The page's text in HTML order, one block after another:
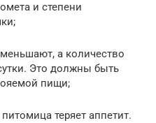
и степени
а количество
Это должны быть
пищи;
теряет аппетит.